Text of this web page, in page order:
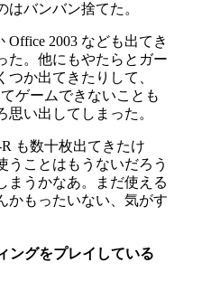
バンバン捨てた。
Office 2003 なども出てき
た。他にもやたらとガー
つか出てきたりして、
ゲームできないことも
い出してしまった。
も数十枚出てきたけ
うことはもうないだろう
まうかなあ。まだ使える
かもったいない、気がす
ングをプレイしている